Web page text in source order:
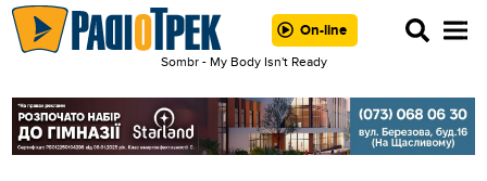
On-line
Sombr - My Body Isn't Ready